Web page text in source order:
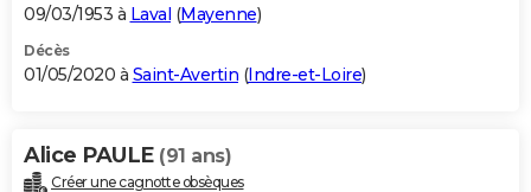
09/03/1953 à Laval (Mayenne)
Décès
01/05/2020 à Saint-Avertin (Indre-et-Loire)
Alice PAULE (91 ans)
Créer une cagnotte obsèques